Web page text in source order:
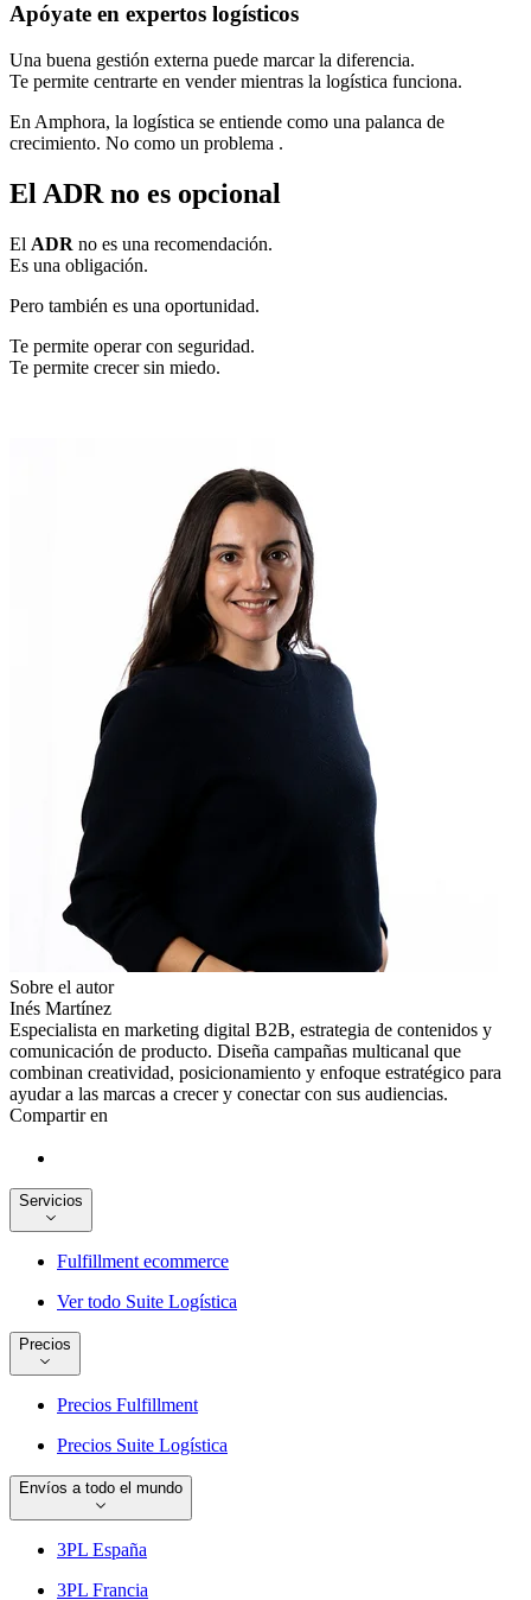
Apóyate en expertos logísticos
Una buena gestión externa puede marcar la diferencia.
Te permite centrarte en vender mientras la logística funciona.
En Amphora, la logística se entiende como una palanca de
crecimiento. No como un problema .
El ADR no es opcional
El ADR no es una recomendación.
Es una obligación.
Pero también es una oportunidad.
Te permite operar con seguridad.
Te permite crecer sin miedo.
Sobre el autor
Inés Martínez
Especialista en marketing digital B2B, estrategia de contenidos y
comunicación de producto. Diseña campañas multicanal que
combinan creatividad, posicionamiento y enfoque estratégico para
ayudar a las marcas a crecer y conectar con sus audiencias.
Compartir en
Servicios
Fulfillment ecommerce
Ver todo Suite Logística
Precios
Precios Fulfillment
Precios Suite Logística
Envíos a todo el mundo
3PL España
3PL Francia